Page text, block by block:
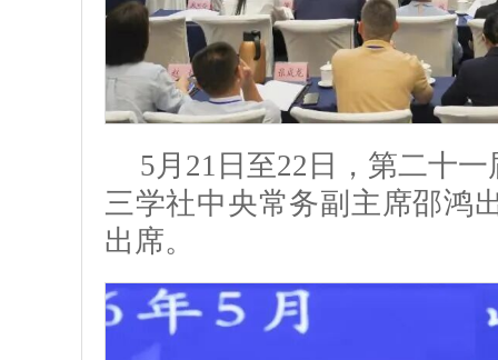
5月21日至22日，第二十
三学社中央常务副主席邵鸿
出席。